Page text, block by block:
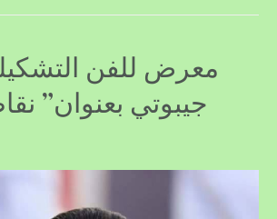
معرض للفن
جيبوتي بعنوان”